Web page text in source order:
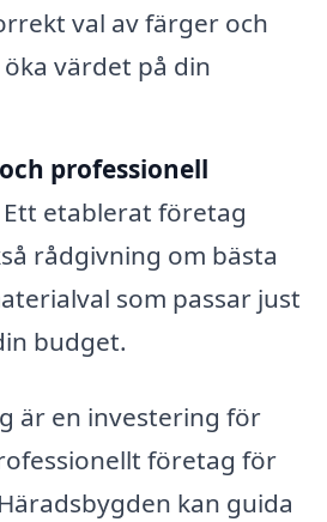
val av färger och
värdet på din
professionell
Ett etablerat företag
rådgivning om bästa
som passar just
budget.
är en investering för
företag för
kan guida